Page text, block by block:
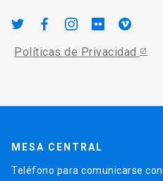
Políticas de Privacidad
MESA CENTRAL
Teléfono para comunicarse